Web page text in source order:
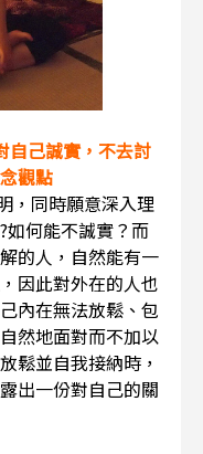
自己誠實，不去討
觀點
同時願意深入理
如何能不誠實？而
的人，自然能有一
因此對外在的人也
內在無法放鬆、包
然地面對而不加以
鬆並自我接納時，
出一份對自己的關